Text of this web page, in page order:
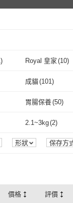
) Royal 皇家 (10)
Royal 皇家
成貓(101)
成貓 (101
胃腸保養(50)
孕哺調養(2
強效潔牙(3)
胃腸保養
孕哺調養(2
2.1~3kg(2)
5-7磅以下(24)
2.1~3kg(2)
形狀 保存方
價格 評價